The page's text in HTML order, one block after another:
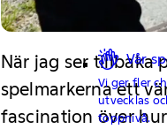
Vår
Vi ger fler
utvecklas
toppnivå.
När jag ser tillbaka
spelmarkerna ett
fascination över